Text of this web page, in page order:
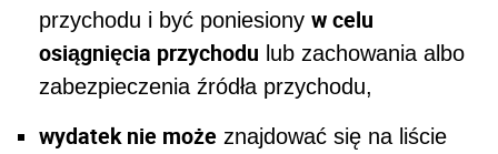
przychodu i być poniesiony w celu
osiągnięcia przychodu lub zachowania albo
zabezpieczenia źródła przychodu,
wydatek nie może znajdować się na liście